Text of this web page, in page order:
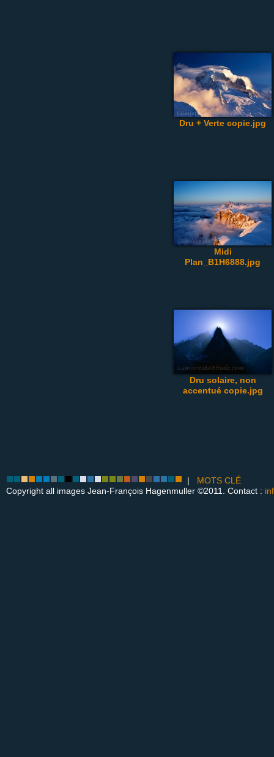
Dru + Verte copie.jpg
Midi
Plan_B1H6888.jpg
Dru solaire, non
accentué copie.jpg
| MOTS CLÉ
Copyright all images Jean-François Hagenmuller ©2011. Contact :